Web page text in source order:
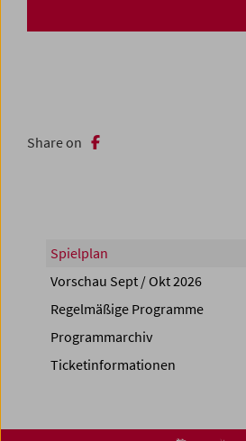
Share on
Spielplan
Vorschau Sept / Okt 2026
Regelmäßige Programme
Programmarchiv
Ticketinformationen